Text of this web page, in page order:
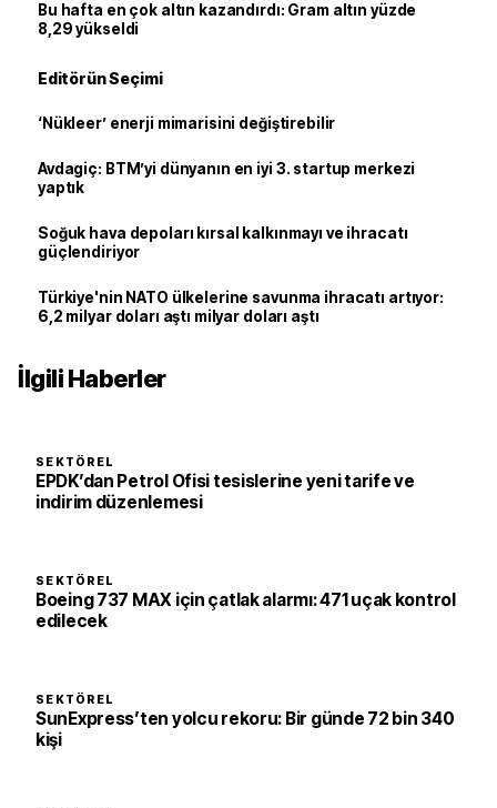
Bu hafta en çok altın kazandırdı: Gram altın yüzde
8,29 yükseldi
Editörün Seçimi
‘Nükleer’ enerji mimarisini değiştirebilir
Avdagiç: BTM’yi dünyanın en iyi 3. startup merkezi
yaptık
Soğuk hava depoları kırsal kalkınmayı ve ihracatı
güçlendiriyor
Türkiye'nin NATO ülkelerine savunma ihracatı artıyor:
6,2 milyar doları aştı milyar doları aştı
İlgili Haberler
SEKTÖREL
EPDK’dan Petrol Ofisi tesislerine yeni tarife ve
indirim düzenlemesi
SEKTÖREL
Boeing 737 MAX için çatlak alarmı: 471 uçak kontrol
edilecek
SEKTÖREL
SunExpress’ten yolcu rekoru: Bir günde 72 bin 340
kişi